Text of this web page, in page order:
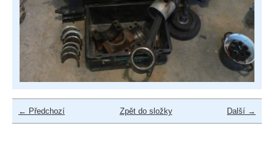
← Předchozí Další →
Zpět do složky